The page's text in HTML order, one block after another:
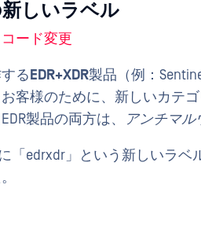
新しいラベル
コード変更
る EDR+XDR製品（例：
客様のために、新しいカテ
製品の両方は、
アンチマル
「edrxdr」という新しいラベ